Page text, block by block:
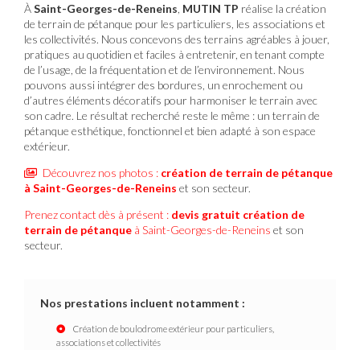
ÀSaint-Georges-de-Reneins MUTIN TP réalise la création
de terrain de pétanque pour les particuliers, les associations et
les collectivités. Nous concevons des terrains agréables à jouer,
pratiques au quotidien et faciles à entretenir, en tenant compte
de l’usage, de la fréquentation et de l’environnement. Nous
pouvons aussi intégrer des bordures, un enrochement ou
d’autres éléments décoratifs pour harmoniser le terrain avec
son cadre. Le résultat recherché reste le même : un terrain de
pétanque esthétique, fonctionnel et bien adapté à son espace
extérieur.
Découvrez nos photos : création de terrain de pétanque
à Saint-Georges-de-Reneins et son secteur.
Prenez contact dès à présent : devis gratuit création de
terrain de pétanque à Saint-Georges-de-Reneins et son
secteur.
Nos prestations incluent notamment :
Création de boulodrome extérieur pour particuliers,
associations et collectivités